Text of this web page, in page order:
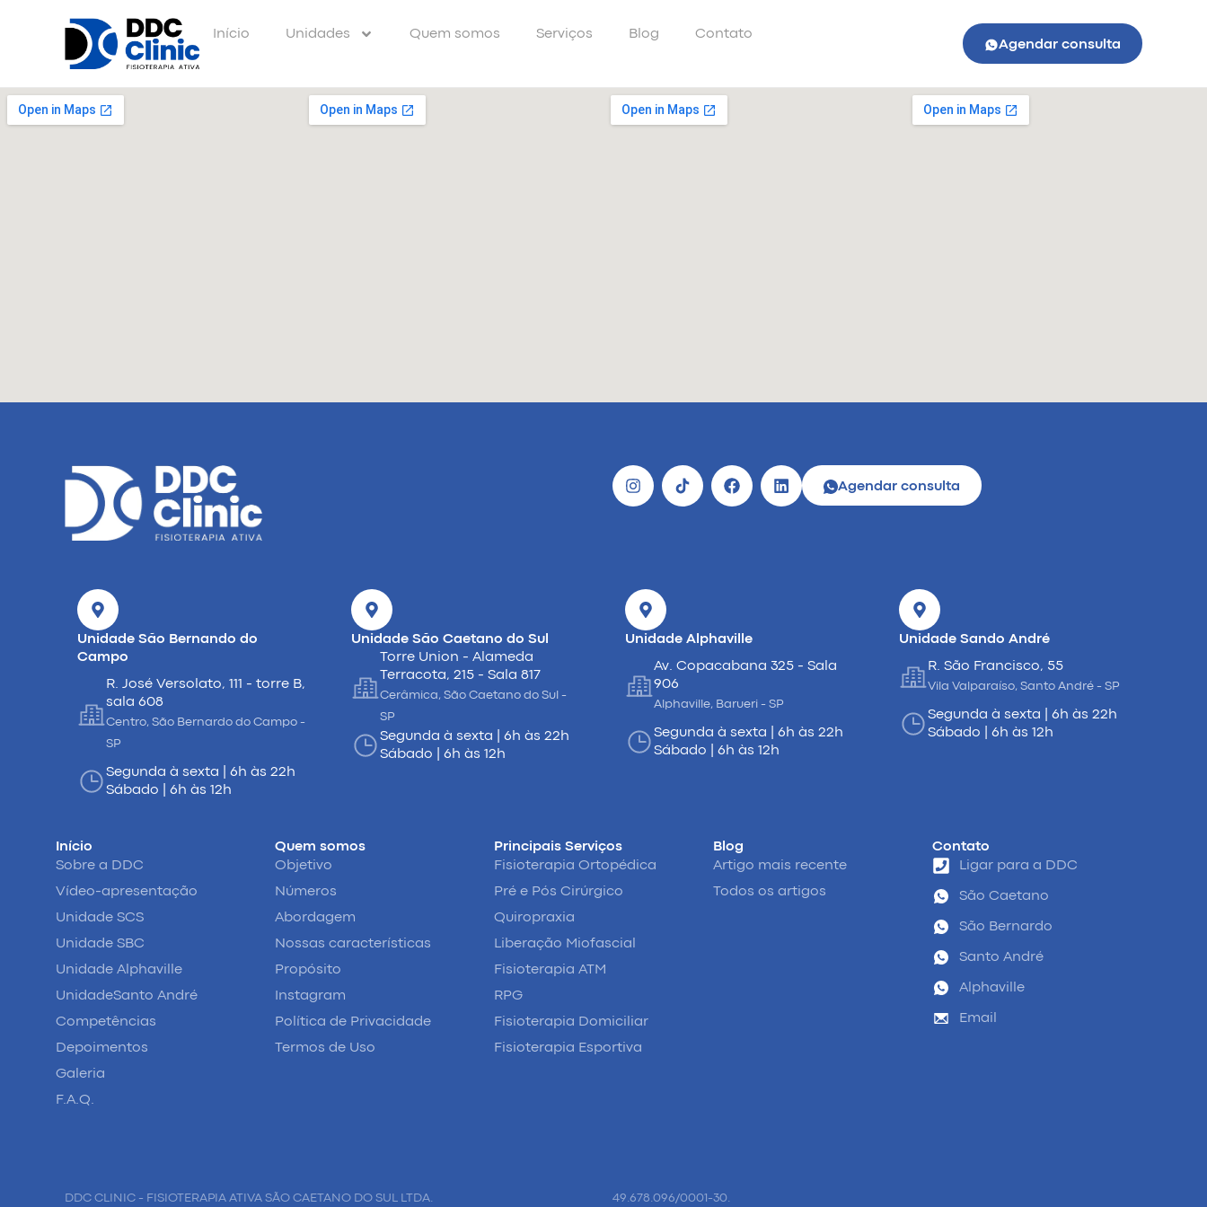
Início Unidades Quem somos Serviços Blog
Contato
Agendar consulta
Agendar consulta
Unidade São Bernando do
Campo
R. José Versolato, 111 - torre B,
sala 608
Centro, São Bernardo do Campo -
SP
Segunda à sexta | 6h às 22h
Sábado | 6h às 12h
Unidade São Caetano do Sul
Torre Union - Alameda
Terracota, 215 - Sala 817
Cerâmica, São Caetano do Sul -
SP
Segunda à sexta | 6h às 22h
Sábado | 6h às 12h
Unidade Alphaville
Av. Copacabana 325 - Sala
906
Alphaville, Barueri - SP
Segunda à sexta | 6h às 22h
Sábado | 6h às 12h
Unidade Sando André
R. São Francisco, 55
Vila Valparaíso, Santo André - SP
Segunda à sexta | 6h às 22h
Sábado | 6h às 12h
Início
Sobre a DDC
Vídeo-apresentação
Unidade SCS
Unidade SBC
Unidade Alphaville
UnidadeSanto André
Competências
Depoimentos
Galeria
F.A.Q.
Quem somos
Objetivo
Números
Abordagem
Nossas características
Propósito
Instagram
Política de Privacidade
Termos de Uso
Principais Serviços
Fisioterapia Ortopédica
Pré e Pós Cirúrgico
Quiropraxia
Liberação Miofascial
Fisioterapia ATM
RPG
Fisioterapia Domiciliar
Fisioterapia Esportiva
Blog
Artigo mais recente
Todos os artigos
Contato
Ligar para a DDC
São Caetano
São Bernardo
Santo André
Alphaville
Email
DDC CLINIC - FISIOTERAPIA ATIVA SÃO CAETANO DO SUL LTDA. 49.678.096/0001-30.